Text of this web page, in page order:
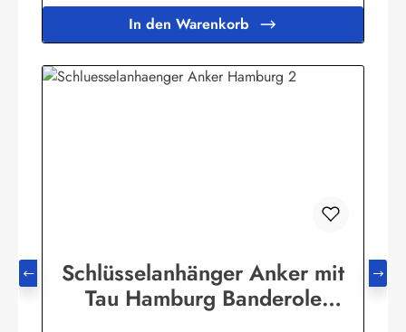
In den Warenkorb
Schlüsselanhänger Anker mit
Tau Hamburg Banderole